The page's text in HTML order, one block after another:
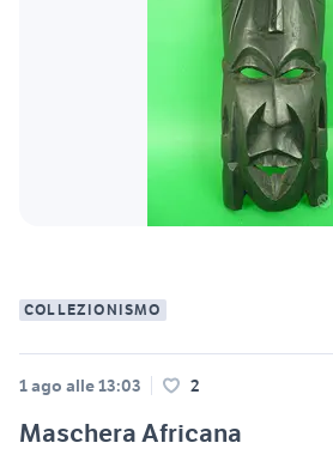
COLLEZIONISMO
1 ago alle 13:03 2
Maschera Africana